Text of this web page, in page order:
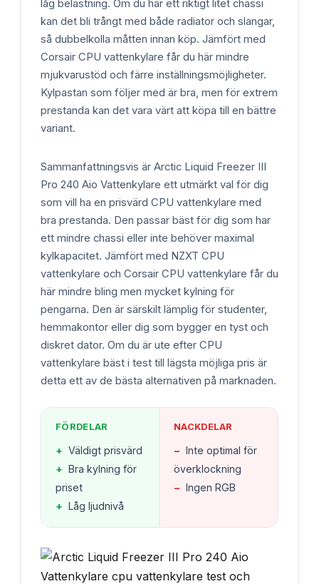
låg belastning. Om du har ett riktigt litet chassi
kan det bli trångt med både radiator och slangar,
så dubbelkolla måtten innan köp. Jämfört med
Corsair CPU vattenkylare får du här mindre
mjukvarustöd och färre inställningsmöjligheter.
Kylpastan som följer med är bra, men för extrem
prestanda kan det vara värt att köpa till en bättre
variant.
Sammanfattningsvis är Arctic Liquid Freezer III
Pro 240 Aio Vattenkylare ett utmärkt val för dig
som vill ha en prisvärd CPU vattenkylare med
bra prestanda. Den passar bäst för dig som har
ett mindre chassi eller inte behöver maximal
kylkapacitet. Jämfört med NZXT CPU
vattenkylare och Corsair CPU vattenkylare får du
här mindre bling men mycket kylning för
pengarna. Den är särskilt lämplig för studenter,
hemmakontor eller dig som bygger en tyst och
diskret dator. Om du är ute efter CPU
vattenkylare bäst i test till lägsta möjliga pris är
detta ett av de bästa alternativen på marknaden.
FÖRDELAR
+ Väldigt prisvärd
+ Bra kylning för
priset
+ Låg ljudnivå
NACKDELAR
− Inte optimal för
överklockning
− Ingen RGB